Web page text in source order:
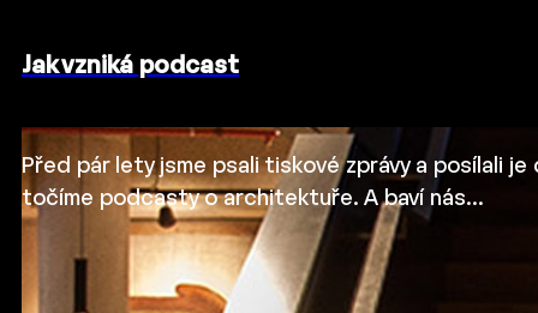
Jak vzniká podcast
Před pár lety jsme psali tiskové zprávy a posílali
točíme podcasty o architektuře. A baví nás…